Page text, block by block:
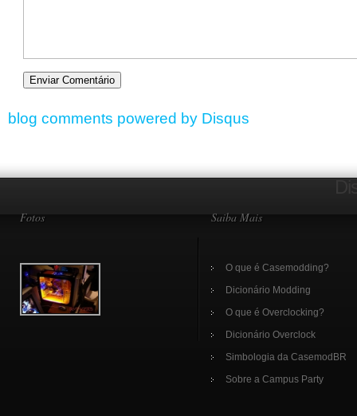
blog comments powered by Disqus
Fotos Saiba Mais
O que é Casemodding?
Dicionário Modding
O que é Overclocking?
Dicionário Overclock
Simbologia da CasemodBR
Sobre a Campus Party